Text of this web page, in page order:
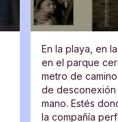
En la playa, en
en el parque
metro de
de
mano. Estés
la compañía